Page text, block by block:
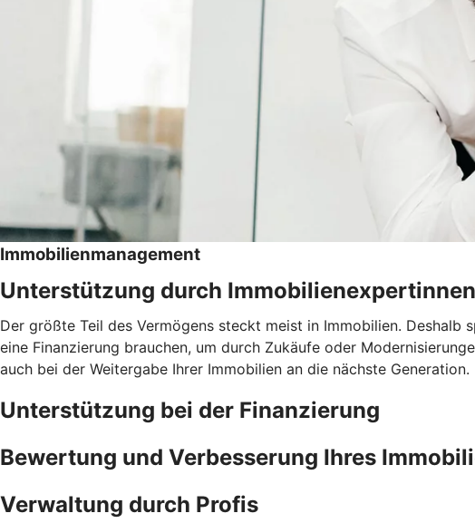
Immobilienmanagement
Unterstützung durch
Der größte Teil des Vermögens steckt meist in Immobilien.
eine Finanzierung brauchen, um durch Zukäufe oder
auch bei der Weitergabe Ihrer Immobilien an die nächste Generation.
Unterstützung bei der Finanzierung
Bewertung und Verbesserung Ihres
Verwaltung durch Profis